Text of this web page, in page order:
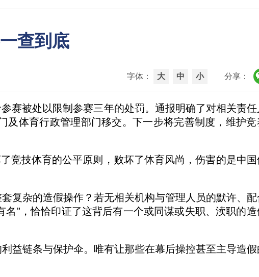
查到底
字体： 大 中 小 分享：
被处以限制参赛三年的处罚。通报明确了对相关责任
及体育行政管理部门移交。下一步将完善制度，维护竞
技体育的公平原则，败坏了体育风尚，伤害的是中国
杂的造假操作？若无相关机构与管理人员的默许、配
”，恰恰印证了这背后有一个或同谋或失职、渎职的
链条与保护伞。唯有让那些在幕后操控甚至主导造假